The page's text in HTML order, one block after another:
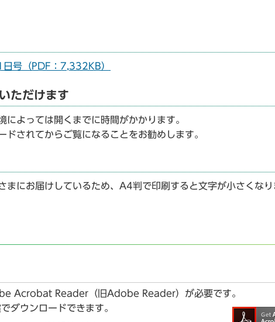
号（PDF：7,332KB）
ただけます
よっては開くまでに時間がかかります。
されてからご覧になることをお勧めします。
まにお届けしているため、A4判で印刷すると文字が小さくな
Acrobat Reader（旧Adobe Reader）が必要です。
ダウンロードできます。